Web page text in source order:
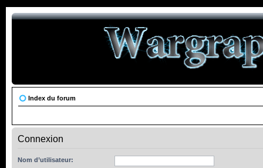
Index du forum
Connexion
Nom d’utilisateur: